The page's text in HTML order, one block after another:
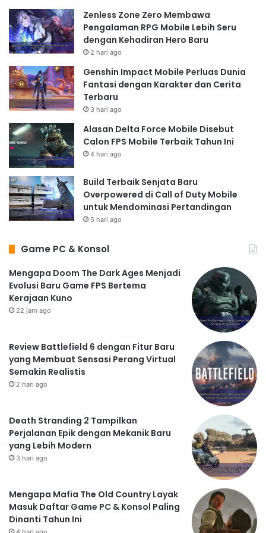
lawan satu yang intens dan sistem pertarungan yang
menekankan strategi dan timing telah menjadi ciri khas
Samurai Shodown dan telah diadopsi oleh beberapa
game fighting lainnya. Sampai hari ini, Samurai
Shodown tetap menjadi game fighting yang dihormati
dan dihargai oleh para penggemar, dan warisannya
terus menginspirasi pengembang game di seluruh
dunia. Pengaruh Samurai Shodown dapat dilihat pada
berbagai aspek game fighting modern, termasuk
sistem pertarungan, desain karakter, dan setting.
Kesimpulan: Legasi Samurai
Shodown yang Tak Lekang
Oleh Waktu
adalah pengalaman yang mendalam ke dalam dunia
unik, karakter-karakter yang karismatik, dan evolusi
grafis yang konsisten telah membuat Samurai Shodown
tetap relevan dan menarik bagi para penggemar
selama bertahun-tahun. Dari mesin arcade hingga
dan terus menginspirasi generasi baru pemain. Bagi
mereka yang mencari game fighting dengan
kedalaman strategi dan pengalaman bermain yang
unik, Samurai Shodown tetap menjadi pilihan yang tak
tertandingi. Game ini adalah bukti nyata bahwa
pertarungan epik dan kisah yang menarik dapat abadi
melewati waktu.
Zenless Zone Zero Membawa
Pengalaman RPG Mobile Lebih Seru
dengan Kehadiran Hero Baru
2 hari ago
Genshin Impact Mobile Perluas Dunia
Fantasi dengan Karakter dan Cerita
Terbaru
3 hari ago
Alasan Delta Force Mobile Disebut
Calon FPS Mobile Terbaik Tahun Ini
4 hari ago
Build Terbaik Senjata Baru
Overpowered di Call of Duty Mobile
untuk Mendominasi Pertandingan
5 hari ago
Game PC & Konsol
Mengapa Doom The Dark Ages Menjadi
Evolusi Baru Game FPS Bertema
Kerajaan Kuno
22 jam ago
Review Battlefield 6 dengan Fitur Baru
yang Membuat Sensasi Perang Virtual
Semakin Realistis
2 hari ago
Death Stranding 2 Tampilkan
Perjalanan Epik dengan Mekanik Baru
yang Lebih Modern
3 hari ago
Mengapa Mafia The Old Country Layak
Masuk Daftar Game PC & Konsol Paling
Dinanti Tahun Ini